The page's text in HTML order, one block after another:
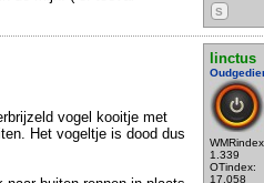
S
linctus
1.339
OTindex:
17.058
vogel kooitje met
Het vogeltje is dood dus